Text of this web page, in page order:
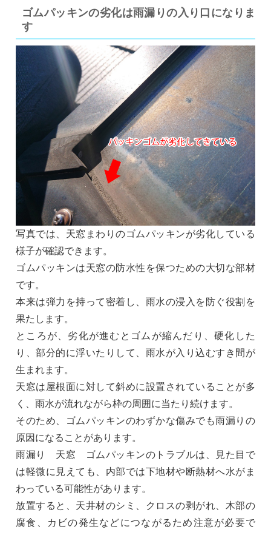
ゴムパッキンの劣化は雨漏りの入り口になりま
す
写真では、天窓まわりのゴムパッキンが劣化している
様子が確認できます。
ゴムパッキンは天窓の防水性を保つための大切な部材
です。
本来は弾力を持って密着し、雨水の浸入を防ぐ役割を
果たします。
ところが、劣化が進むとゴムが縮んだり、硬化した
り、部分的に浮いたりして、雨水が入り込むすき間が
生まれます。
天窓は屋根面に対して斜めに設置されていることが多
く、雨水が流れながら枠の周囲に当たり続けます。
そのため、ゴムパッキンのわずかな傷みでも雨漏りの
原因になることがあります。
雨漏り 天窓 ゴムパッキンのトラブルは、見た目で
は軽微に見えても、内部では下地材や断熱材へ水がま
わっている可能性があります。
放置すると、天井材のシミ、クロスの剥がれ、木部の
腐食、カビの発生などにつながるため注意が必要で